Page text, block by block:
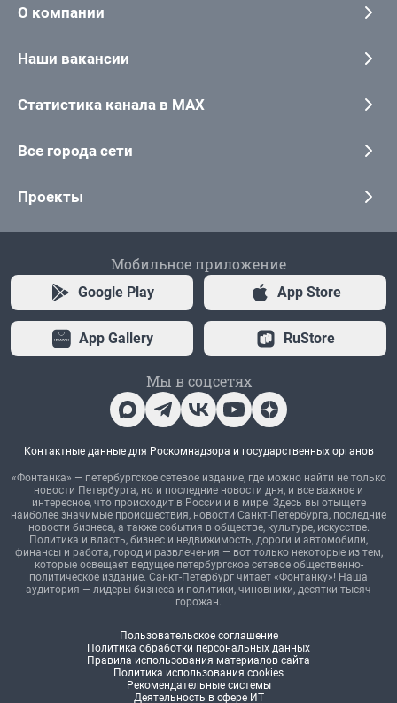
О компании
Наши вакансии
Статистика канала в MAX
Все города сети
Проекты
Мобильное приложение
Google Play App Store
App Gallery RuStore
Мы в соцсетях
Контактные данные для Роскомнадзора и государственных органов
«Фонтанка» — петербургское сетевое издание, где можно найти не только
новости Петербурга, но и последние новости дня, и все важное и
интересное, что происходит в России и в мире. Здесь вы отыщете
наиболее значимые происшествия, новости Санкт-Петербурга, последние
новости бизнеса, а также события в обществе, культуре, искусстве.
Политика и власть, бизнес и недвижимость, дороги и автомобили,
финансы и работа, город и развлечения — вот только некоторые из тем,
которые освещает ведущее петербургское сетевое общественно-
политическое издание. Санкт-Петербург читает «Фонтанку»! Наша
аудитория — лидеры бизнеса и политики, чиновники, десятки тысяч
горожан.
Пользовательское соглашение
Политика обработки персональных данных
Правила использования материалов сайта
Политика использования cookies
Рекомендательные системы
Деятельность в сфере ИТ